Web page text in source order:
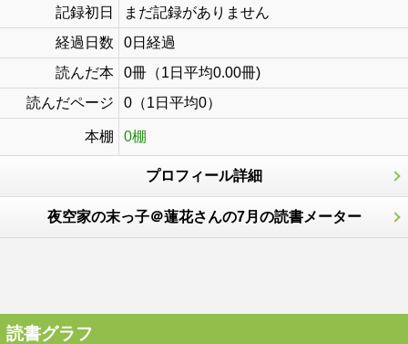
記録初日
まだ記録がありません
経過日数
0日経過
読んだ本
0冊（1日平均0.00冊)
読んだページ
0（1日平均0）
本棚 0棚
プロフィール詳細
夜空家の末っ子＠蓮花さんの7月の読書メーター
読書グラフ